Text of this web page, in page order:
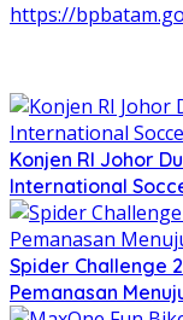
https://
Konjen RI Johor
International
Spider Challenge
Pemanasan